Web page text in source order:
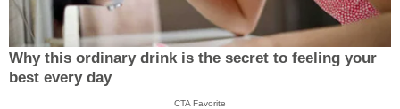
Why this ordinary drink is the secret to feeling your
best every day
CTA Favorite